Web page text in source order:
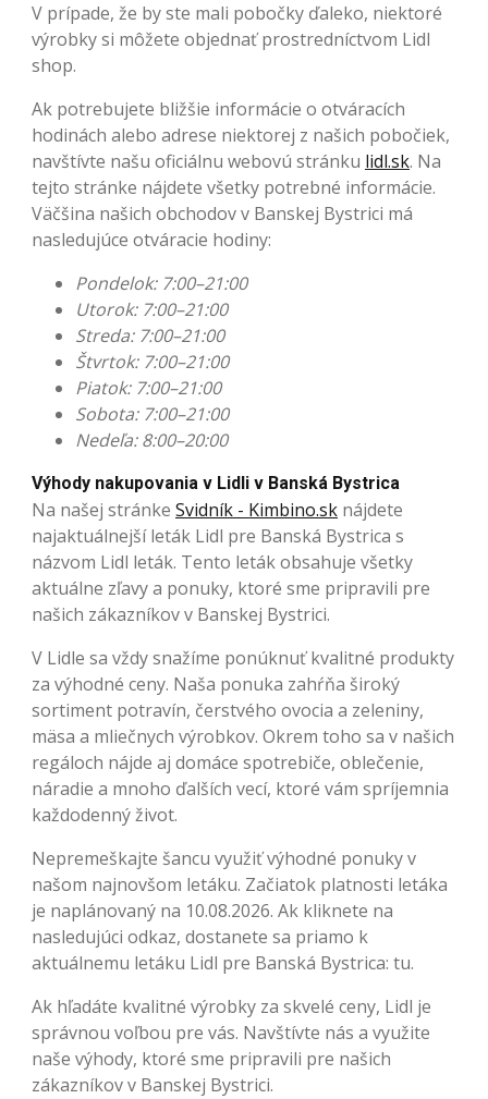
V prípade, že by ste mali pobočky ďaleko, niektoré
výrobky si môžete objednať prostredníctvom Lidl
shop.
Ak potrebujete bližšie informácie o otváracích
hodinách alebo adrese niektorej z našich pobočiek,
navštívte našu oficiálnu webovú stránku lidl.sk. Na
tejto stránke nájdete všetky potrebné informácie.
Väčšina našich obchodov v Banskej Bystrici má
nasledujúce otváracie hodiny:
Pondelok: 7:00–21:00
Utorok: 7:00–21:00
Streda: 7:00–21:00
Štvrtok: 7:00–21:00
Piatok: 7:00–21:00
Sobota: 7:00–21:00
Nedeľa: 8:00–20:00
Výhody nakupovania v Lidli v Banská Bystrica
Na našej stránke Svidník - Kimbino.sk nájdete
najaktuálnejší leták Lidl pre Banská Bystrica s
názvom Lidl leták. Tento leták obsahuje všetky
aktuálne zľavy a ponuky, ktoré sme pripravili pre
našich zákazníkov v Banskej Bystrici.
V Lidle sa vždy snažíme ponúknuť kvalitné produkty
za výhodné ceny. Naša ponuka zahŕňa široký
sortiment potravín, čerstvého ovocia a zeleniny,
mäsa a mliečnych výrobkov. Okrem toho sa v našich
regáloch nájde aj domáce spotrebiče, oblečenie,
náradie a mnoho ďalších vecí, ktoré vám spríjemnia
každodenný život.
Nepremeškajte šancu využiť výhodné ponuky v
našom najnovšom letáku. Začiatok platnosti letáka
je naplánovaný na 10.08.2026. Ak kliknete na
nasledujúci odkaz, dostanete sa priamo k
aktuálnemu letáku Lidl pre Banská Bystrica: tu.
Ak hľadáte kvalitné výrobky za skvelé ceny, Lidl je
správnou voľbou pre vás. Navštívte nás a využite
naše výhody, ktoré sme pripravili pre našich
zákazníkov v Banskej Bystrici.